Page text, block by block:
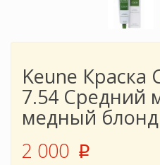
Keune Краска
7.54 Средний
медный
2 000 p